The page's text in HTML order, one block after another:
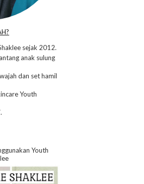
sejak 2012.
anak sulung
dan set hamil
Youth
Youth